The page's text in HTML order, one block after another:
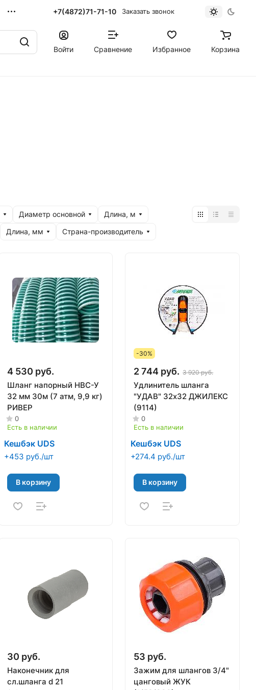
+7(4872)71-71-10 Заказать звонок
Войти Сравнение Избранное Корзина
Диаметр основной
Длина, м
Длина, мм Страна-производитель
4 530 руб.
Шланг напорный НВС-У
32 мм 30м (7 атм, 9,9 кг)
РИВЕР
0
Есть в наличии
Кешбэк UDS
+453 руб./шт
В корзину
-30%
2 744 руб. 3 920 руб.
Удлинитель шланга
"УДАВ" 32х32 ДЖИЛЕКС
(9114)
0
Есть в наличии
Кешбэк UDS
+274.4 руб./шт
В корзину
30 руб.
Наконечник для
сл.шланга d 21
53 руб.
Зажим для шлангов 3/4"
цанговый ЖУК